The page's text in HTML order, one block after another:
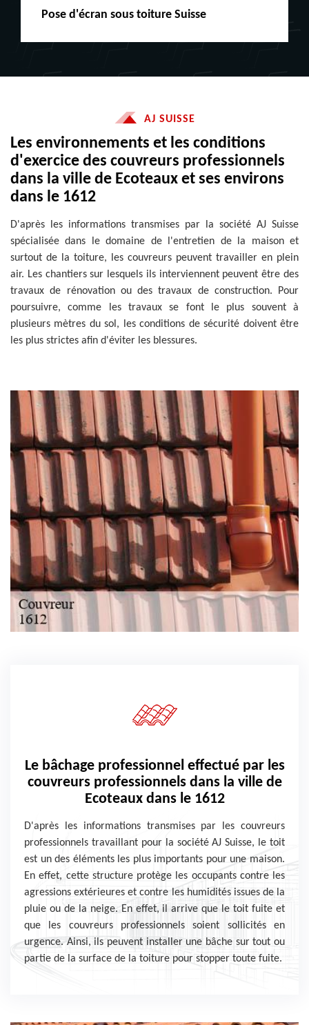
Peinture boiserie LE
AJ SUISSE
Les environnements et les conditions
d'exercice des couvreurs professionnels
dans la ville de Ecoteaux et ses environs
dans le 1612
D'après les informations transmises par la société AJ Suisse
spécialisée dans le domaine de l'entretien de la maison et
surtout de la toiture, les couvreurs peuvent travailler en plein
air. Les chantiers sur lesquels ils interviennent peuvent être des
travaux de rénovation ou des travaux de construction. Pour
poursuivre, comme les travaux se font le plus souvent à
plusieurs mètres du sol, les conditions de sécurité doivent être
les plus strictes afin d'éviter les blessures.
Le bâchage professionnel effectué par les
couvreurs professionnels dans la ville de
Ecoteaux dans le 1612
D'après les informations transmises par les couvreurs
professionnels travaillant pour la société AJ Suisse, le toit
est un des éléments les plus importants pour une maison.
En effet, cette structure protège les occupants contre les
agressions extérieures et contre les humidités issues de la
pluie ou de la neige. En effet, il arrive que le toit fuite et
que les couvreurs professionnels soient sollicités en
urgence. Ainsi, ils peuvent installer une bâche sur tout ou
partie de la surface de la toiture pour stopper toute fuite.